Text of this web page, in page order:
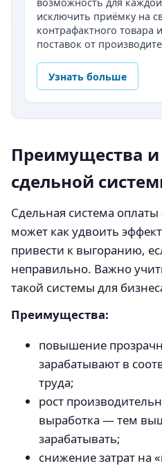
возможность для
исключить приёмку на
контрафактного товара
поставок от
Узнать больше
Преимущества и
сдельной
Сдельная система
может как удвоить
привести к выгоранию,
неправильно. Важно
такой системы для
Преимущества:
повышение
зарабатывают в
труда;
рост
выработка — тем
зарабатывать;
снижение затрат на